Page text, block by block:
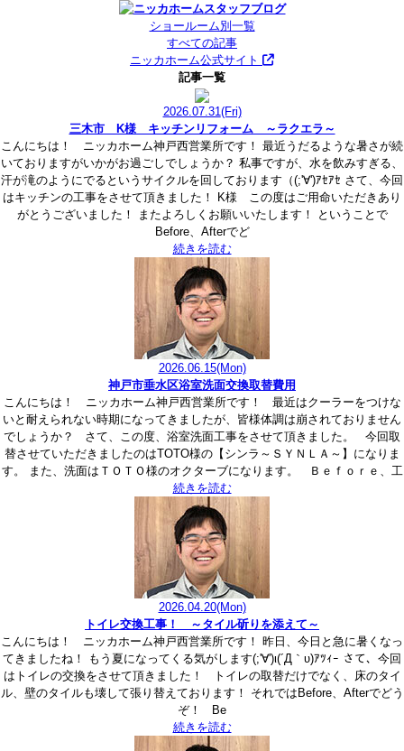
ショールーム別一覧
すべての記事
ニッカホーム公式サイト
記事一覧
2026.07.31(Fri)
三木市 K様 キッチンリフォーム ～ラクエラ～
こんにちは！ ニッカホーム神戸西営業所です！ 最近うだるような暑さが続
いておりますがいかがお過ごしでしょうか？ 私事ですが、水を飲みすぎる、
汗が滝のようにでるというサイクルを回しております（(;'∀')ｱｾｱｾ さて、今回
はキッチンの工事をさせて頂きました！ K様 この度はご用命いただきあり
がとうございました！ またよろしくお願いいたします！ ということで
Before、Afterでど
続きを読む
2026.06.15(Mon)
神戸市垂水区浴室洗面交換取替費用
こんにちは！ ニッカホーム神戸西営業所です！ 最近はクーラーをつけな
いと耐えられない時期になってきましたが、皆様体調は崩されておりません
でしょうか？ さて、この度、浴室洗面工事をさせて頂きました。 今回取
替させていただきましたのはTOTO様の【シンラ～ＳＹＮＬＡ～】になりま
す。 また、洗面はＴＯＴＯ様のオクターブになります。 Ｂｅｆｏｒｅ、工
続きを読む
2026.04.20(Mon)
トイレ交換工事！ ～タイル斫りを添えて～
こんにちは！ ニッカホーム神戸西営業所です！ 昨日、今日と急に暑くなっ
てきましたね！ もう夏になってくる気がします(;'∀')ι(´Д｀υ)ｱﾂｨｰ さて、今回
はトイレの交換をさせて頂きました！ トイレの取替だけでなく、床のタイ
ル、壁のタイルも壊して張り替えております！ それではBefore、Afterでどう
ぞ！ Be
続きを読む